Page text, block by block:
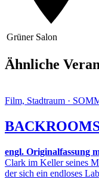
Grüner Salon
Ähnliche
Film, Stadtraum ·
engl. Originalfassung
Clark im Keller seines
der sich ein endloses